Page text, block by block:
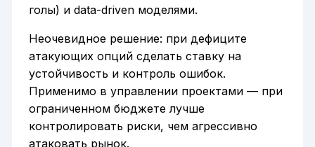
голы) и data-driven моделями.
Неочевидное решение: при дефиците
атакующих опций сделать ставку на
устойчивость и контроль ошибок.
Применимо в управлении проектами — при
ограниченном бюджете лучше
контролировать риски, чем агрессивно
атаковать рынок.